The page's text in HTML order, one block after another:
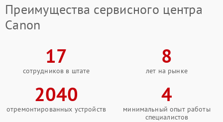
Преимущества сервисного центра
Canon
17
сотрудников в штате
8
лет на рынке
2040
отремонтированных устройств
4
минимальный опыт работы
специалистов